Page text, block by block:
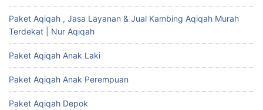
Paket Aqiqah , Jasa Layanan & Jual Kambing Aqiqah Murah
Terdekat | Nur Aqiqah
Paket Aqiqah Anak Laki
Paket Aqiqah Anak Perempuan
Paket Aqiqah Depok